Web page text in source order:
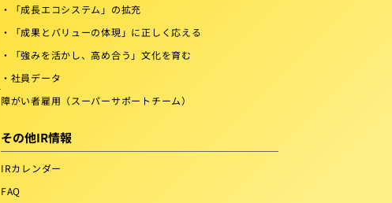
・「成長エコシステム」の拡充
・「成果とバリューの体現」に正しく応える
・「強みを活かし、高め合う」文化を育む
・社員データ
障がい者雇用（スーパーサポートチーム）
その他IR情報
IRカレンダー
FAQ